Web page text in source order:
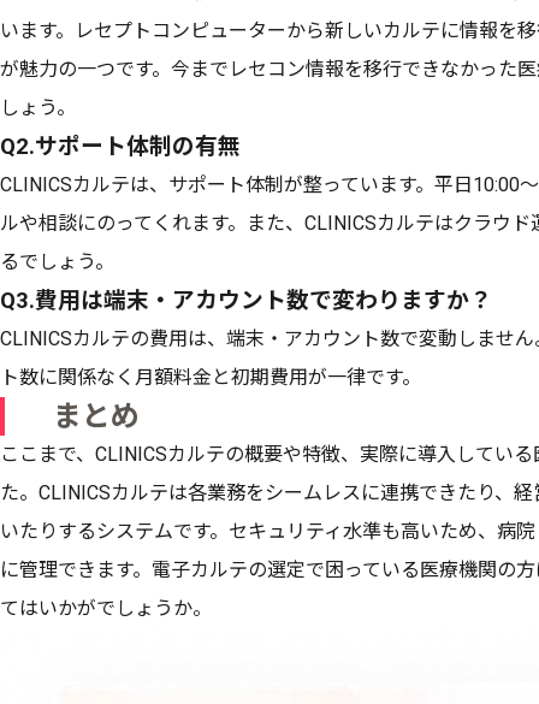
います。レセプトコンピューターから新しいカルテに情報を
が魅力の一つです。今までレセコン情報を移行できなかった
しょう。
Q2.サポート体制の有無
CLINICSカルテは、サポート体制が整っています。平日10:00
ルや相談にのってくれます。また、CLINICSカルテはクラウ
るでしょう。
Q3.費用は端末・アカウント数で変わりますか？
CLINICSカルテの費用は、端末・アカウント数で変動しませ
ト数に関係なく月額料金と初期費用が一律です。
まとめ
ここまで、CLINICSカルテの概要や特徴、実際に導入してい
た。CLINICSカルテは各業務をシームレスに連携できたり、
いたりするシステムです。セキュリティ水準も高いため、病
に管理できます。電子カルテの選定で困っている医療機関の
てはいかがでしょうか。